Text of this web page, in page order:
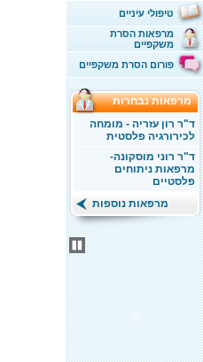
טיפולי עיניים
מרפאות הסרת
משקפיים
פורום הסרת משקפיים
מרפאות נבחרות
ד"ר רון עזריה - מומחה
לכירורגיה פלסטית
ד"ר רוני מוסקונה-
מרפאות ניתוחים
פלסטיים
מרפאות נוספות